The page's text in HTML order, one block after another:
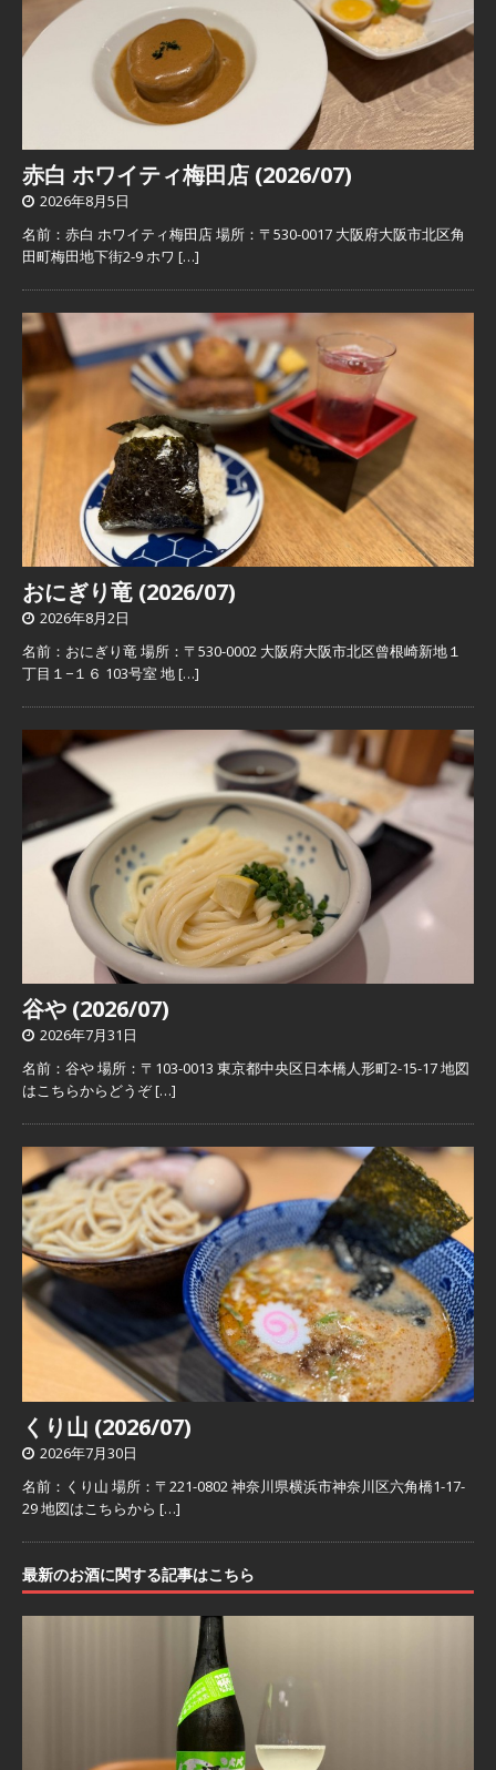
赤白 ホワイティ梅田店 (2026/07)
2026年8月5日
名前：赤白 ホワイティ梅田店 場所：〒530-0017 大阪府大阪市北区角
田町梅田地下街2-9 ホワ […]
おにぎり竜 (2026/07)
2026年8月2日
名前：おにぎり竜 場所：〒530-0002 大阪府大阪市北区曾根崎新地１
丁目１−１６ 103号室 地[…]
谷や (2026/07)
2026年7月31日
名前：谷や 場所：〒103-0013 東京都中央区日本橋人形町2-15-17 地図
はこちらからどうぞ[…]
くり山 (2026/07)
2026年7月30日
名前：くり山 場所：〒221-0802 神奈川県横浜市神奈川区六角橋1-17-
29 地図はこちらから […]
最新のお酒に関する記事はこちら